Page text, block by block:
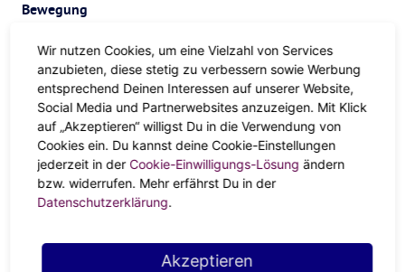
Bewegung
Bewegung ist ein hervorragendes Mittel, um den
Winterblues zu bekämpfen. Astrologisch gesehen steht
Marsfür körperliche Energie, Motivation und
Entschlossenheit. Treibe körperliche Aktivitäten, die deinen
Puls in die Höhe treiben, wie Laufen, Radfahren oder
Bewegung wird nicht nur deine Stimmung und dein
Energieniveau anheben, sondern auch deine allgemeine
Gesundheit und dein Wohlbefinden fördern.
Geselligkeit
Wir nutzen Cookies, um eine Vielzahl von Services
anzubieten, diese stetig zu verbessern sowie Werbung
entsprechend Deinen Interessen auf unserer Website,
Social Media und Partnerwebsites anzuzeigen. Mit Klick
auf „Akzeptieren“ willigst Du in die Verwendung von
Cookies ein. Du kannst deine Cookie-Einstellungen
jederzeit in der Cookie-Einwilligungs-Lösung ändern
bzw. widerrufen. Mehr erfährst Du in der
Datenschutzerklärung.
Akzeptieren